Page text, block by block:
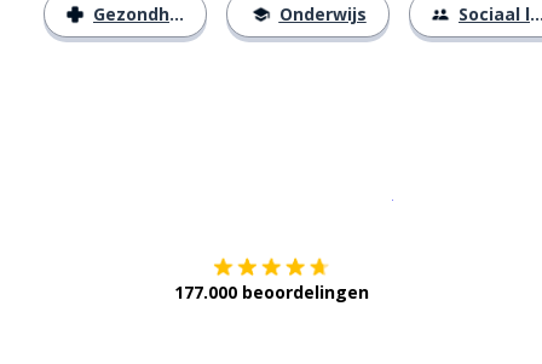
Gezondheid Onderwijs Sociaal leven
177.000 beoordelingen